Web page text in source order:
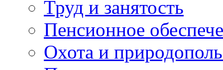
Труд и занятость
Пенсионное
Охота и